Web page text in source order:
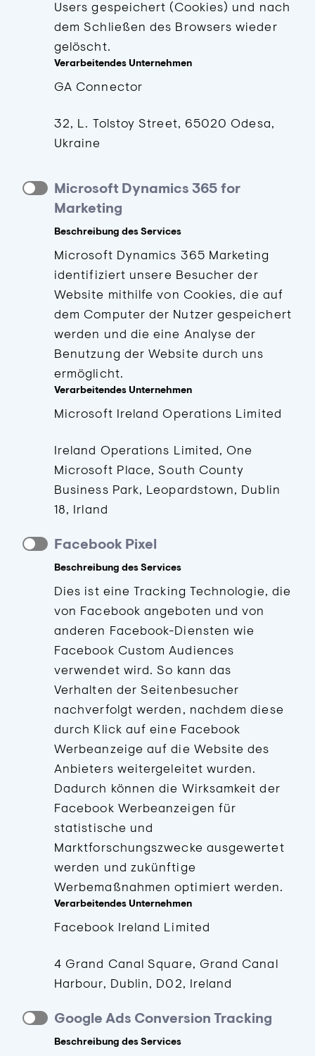
Users gespeichert (Cookies) und nach
dem Schließen des Browsers wieder
gelöscht.
Verarbeitendes Unternehmen
GA Connector
32, L. Tolstoy Street, 65020 Odesa,
Ukraine
Microsoft Dynamics 365 for
Marketing
Beschreibung des Services
Microsoft Dynamics 365 Marketing
identifiziert unsere Besucher der
Website mithilfe von Cookies, die auf
dem Computer der Nutzer gespeichert
werden und die eine Analyse der
Benutzung der Website durch uns
ermöglicht.
Verarbeitendes Unternehmen
Microsoft Ireland Operations Limited
Ireland Operations Limited, One
Microsoft Place, South County
Business Park, Leopardstown, Dublin
18, Irland
Facebook Pixel
Beschreibung des Services
Dies ist eine Tracking Technologie, die
von Facebook angeboten und von
anderen Facebook-Diensten wie
Facebook Custom Audiences
verwendet wird. So kann das
Verhalten der Seitenbesucher
nachverfolgt werden, nachdem diese
durch Klick auf eine Facebook
Werbeanzeige auf die Website des
Anbieters weitergeleitet wurden.
Dadurch können die Wirksamkeit der
Facebook Werbeanzeigen für
statistische und
Marktforschungszwecke ausgewertet
werden und zukünftige
Werbemaßnahmen optimiert werden.
Verarbeitendes Unternehmen
Facebook Ireland Limited
4 Grand Canal Square, Grand Canal
Harbour, Dublin, D02, Ireland
Google Ads Conversion Tracking
Beschreibung des Services